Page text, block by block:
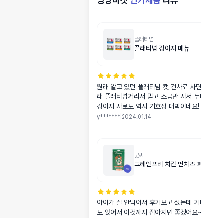
플래티넘
플래티넘 강아지 메뉴
원래 알고 있던 플래티넘 캣 건사료 사
래 플래티넘거라서 믿고 조금만 사서
강아지 사료도 역시 기호성 대박이네요
으로 사랑하게 될 것 같네요ㅠ 먹이던 건
품이 나오길 기다릴께요 치킨, 이베리
y******* 2024.01.14
굿씨
그레인프리 치킨 먼치즈
아이가 잘 안먹어서 후기보고 샀는데 기대해봅니다~~^^ 눈물
도 있어서 이것까지 잡아지면 좋겠어요